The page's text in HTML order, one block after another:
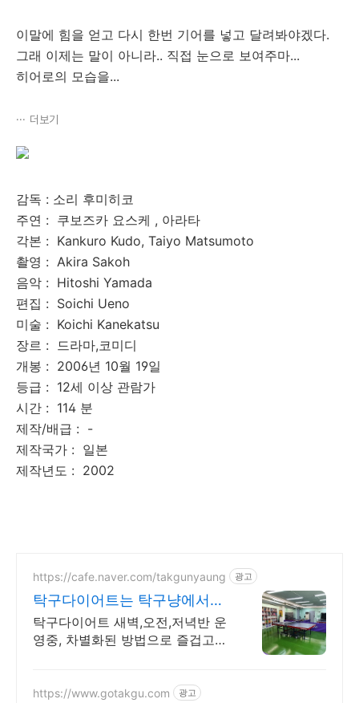
이말에 힘을 얻고 다시 한번 기어를 넣고 달려봐야겠다.
그래 이제는 말이 아니라.. 직접 눈으로 보여주마...
히어로의 모습을...
더보기
감독 : 소리 후미히코
주연 : 쿠보즈카 요스케 , 아라타
각본 : Kankuro Kudo, Taiyo Matsumoto
촬영 : Akira Sakoh
음악 : Hitoshi Yamada
편집 : Soichi Ueno
미술 : Koichi Kanekatsu
장르 : 드라마,코미디
개봉 : 2006년 10월 19일
등급 : 12세 이상 관람가
시간 : 114 분
제작/배급 : -
제작국가 : 일본
제작년도 : 2002
https://cafe.naver.com/takgunyaung 광고
탁구다이어트는 탁구냥에서
1:1 맞춤형 레슨, 탁구냥
탁구다이어트 새벽,오전,저녁반 운
영중, 차별화된 방법으로 즐겁고
영 / 100%예약제
https://www.gotakgu.com 광고